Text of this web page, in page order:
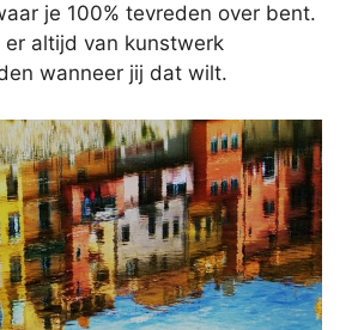
je 100% tevreden over bent.
er altijd van kunstwerk
wanneer jij dat wilt.